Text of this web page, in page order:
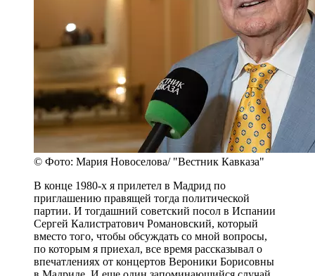
© Фото: Мария Новоселова/ "Вестник Кавказа"
В конце 1980-х я прилетел в Мадрид по
приглашению правящей тогда политической
партии. И тогдашний советский посол в Испании
Сергей Калистратович Романовский, который
вместо того, чтобы обсуждать со мной вопросы,
по которым я приехал, все время рассказывал о
впечатлениях от концертов Вероники Борисовны